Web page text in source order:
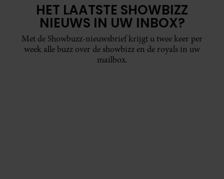
HET LAATSTE SHOWBIZZ
NIEUWS IN UW INBOX?
Met de Showbuzz-nieuwsbrief krijgt u twee keer per
week alle buzz over de showbizz en de royals in uw
mailbox.